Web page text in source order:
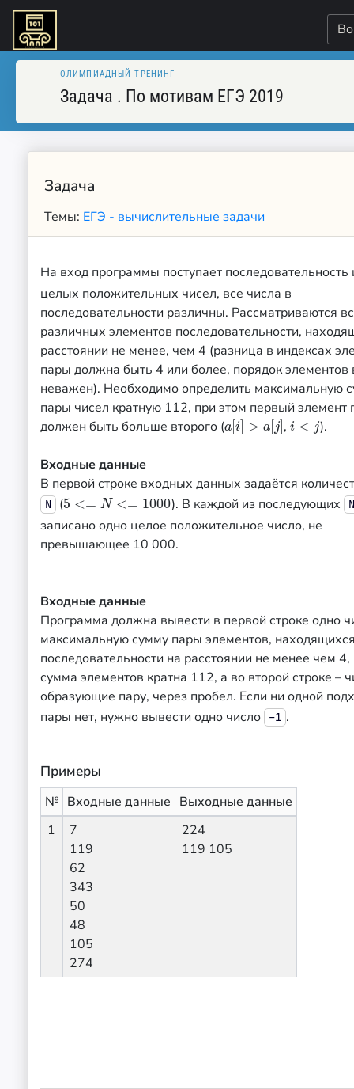
ОЛИМПИАДНЫЙ ТРЕНИНГ
Задача . По мотивам ЕГЭ 2019
Задача
Темы: ЕГЭ - вычислительные задачи
На вход программы поступает последовательность
целых положительных чисел, все числа в
последовательности различны. Рассматриваются
различных элементов последовательности,
расстоянии не менее, чем 4 (разница в индексах
пары должна быть 4 или более, порядок элементов
неважен). Необходимо определить максимальную
пары чисел кратную 112, при этом первый элемент
должен быть больше второго (a i > a[ j]
a[ i] >a[ j] ,i < j
i<j ).
Входные данные
В первой строке входных данных задаётся
N (5 <= N <= 1000
5 <=N <= 1000 ). В каждой из последующих N
записано одно целое положительное число, не
превышающее 10 000.
Входные данные
Программа должна вывести в первой строке одно
максимальную сумму пары элементов,
последовательности на расстоянии не менее чем
сумма элементов кратна 112, а во второй строке –
образующие пару, через пробел. Если ни одной
пары нет, нужно вывести одно число
–1 .
Примеры
№ Входные данные Выходные данные
1
7
119
62
343
50
48
105
274
224
119 105